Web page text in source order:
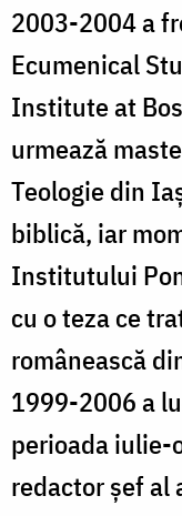
2003-2004 a
Ecumenical
Institute at
urmează
Teologie din
biblică, iar
Institutului
cu o teza ce
românească
1999-2006 a
perioada iulie-
redactor şef al